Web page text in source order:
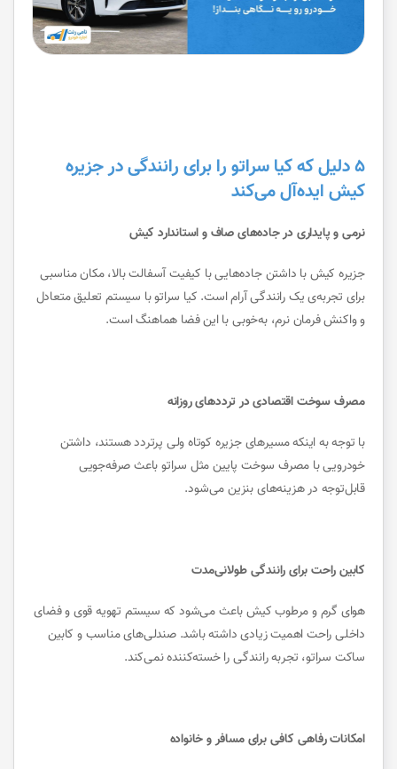
۵ دلیل که کیا سراتو را برای رانندگی در جزیره
کیش ایده‌آل می‌کند
نرمی و پایداری در جاده‌های صاف و استاندارد کیش
جزیره کیش با داشتن جاده‌هایی با کیفیت آسفالت بالا، مکان مناسبی
برای تجربه‌ی یک رانندگی آرام است. کیا سراتو با سیستم تعلیق متعادل
و واکنش فرمان نرم، به‌خوبی با این فضا هماهنگ است.
مصرف سوخت اقتصادی در ترددهای روزانه
با توجه به اینکه مسیرهای جزیره کوتاه ولی پرتردد هستند، داشتن
خودرویی با مصرف سوخت پایین مثل سراتو باعث صرفه‌جویی
قابل‌توجه در هزینه‌های بنزین می‌شود.
کابین راحت برای رانندگی طولانی‌مدت
هوای گرم و مرطوب کیش باعث می‌شود که سیستم تهویه قوی و فضای
داخلی راحت اهمیت زیادی داشته باشد. صندلی‌های مناسب و کابین
ساکت سراتو، تجربه رانندگی را خسته‌کننده نمی‌کند.
امکانات رفاهی کافی برای مسافر و خانواده